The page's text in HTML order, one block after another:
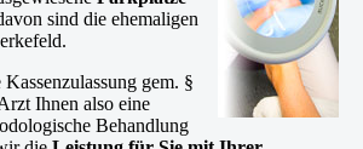
sind die ehemaligen
gem. §
Ihnen also eine
Behandlung